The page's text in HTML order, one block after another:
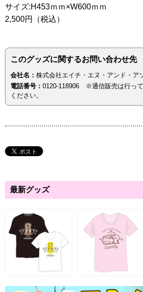
サイズ:H453ｍｍ×W600ｍｍ
2,500円（税込）
このグッズに関するお問い合わせ先
会社名： 株式会社エイチ・エヌ・アンド・ア
電話番号： 0120-118906 ※通信販売は行っ
ください。
最新グッズ